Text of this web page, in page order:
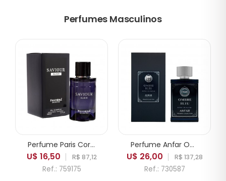
Perfumes Masculinos
Perfume Paris Corner Pendora Saviour Elixir EDP Masculino 100ml
U$ 16,50 R$ 87,12
Ref.: 759175
Perfume Anfar Ombre Bleu Extrait de Parfum Masculino 50ml
U$ 26,00 R$ 137,28
Ref.: 730587